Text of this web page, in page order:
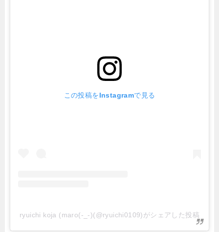
この投稿をInstagramで見る
ryuichi koja (maro(-_-)(@ryuichi0109)がシェアした投稿